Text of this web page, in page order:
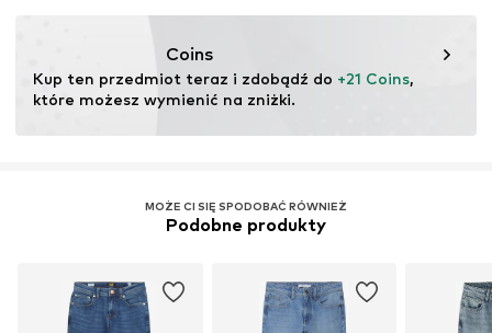
Ten produkt zawiera materiały organiczne, których
ekosystemów poprzez rolnictwo ekologiczne poprzez
rezygnację z modyfikacji genetycznych oraz ograniczenie
zużycia wody i nawozów chemicznych.
Coins
Kup ten przedmiot teraz i zdobądź do +21 Coins,
które możesz wymienić na zniżki.
MOŻE CI SIĘ SPODOBAĆ RÓWNIEŻ
Podobne produkty